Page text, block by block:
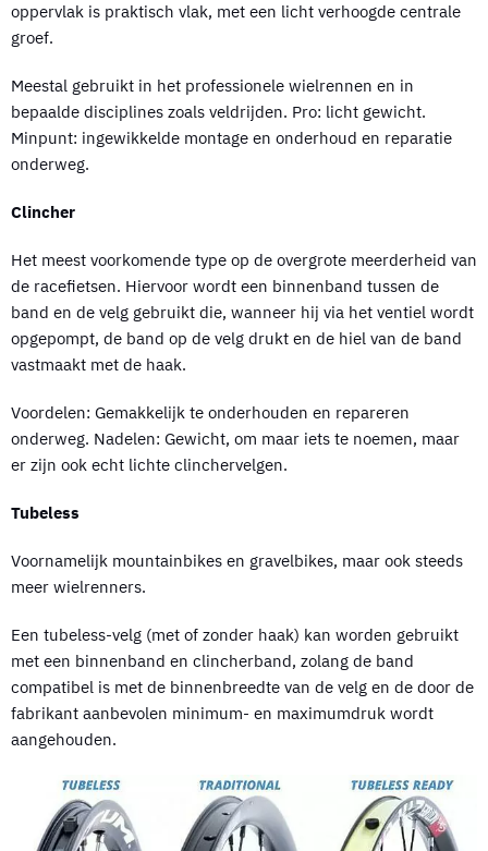
oppervlak is praktisch vlak, met een licht verhoogde centrale
groef.
Meestal gebruikt in het professionele wielrennen en in
bepaalde disciplines zoals veldrijden. Pro: licht gewicht.
Minpunt: ingewikkelde montage en onderhoud en reparatie
onderweg.
Clincher
Het meest voorkomende type op de overgrote meerderheid van
de racefietsen. Hiervoor wordt een binnenband tussen de
band en de velg gebruikt die, wanneer hij via het ventiel wordt
opgepompt, de band op de velg drukt en de hiel van de band
vastmaakt met de haak.
Voordelen: Gemakkelijk te onderhouden en repareren
onderweg. Nadelen: Gewicht, om maar iets te noemen, maar
er zijn ook echt lichte clinchervelgen.
Tubeless
Voornamelijk mountainbikes en gravelbikes, maar ook steeds
meer wielrenners.
Een tubeless-velg (met of zonder haak) kan worden gebruikt
met een binnenband en clincherband, zolang de band
compatibel is met de binnenbreedte van de velg en de door de
fabrikant aanbevolen minimum- en maximumdruk wordt
aangehouden.